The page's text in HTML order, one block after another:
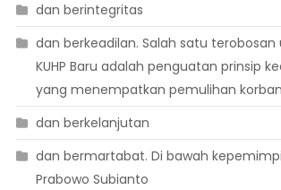
dan berintegritas
dan berkeadilan. Salah satu
KUHP Baru adalah penguatan prinsip
yang menempatkan pemulihan korban
dan berkelanjutan
dan bermartabat. Di bawah
Prabowo Subianto